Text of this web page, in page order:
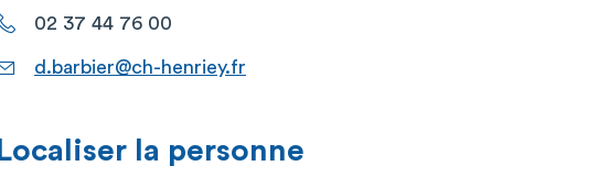
02 37 44 76 00
d.barbier@ch-henriey.fr
Localiser la personne